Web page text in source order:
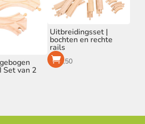
Set van 2
Uitbreidingsset |
bochten en rechte
rails
€22,50